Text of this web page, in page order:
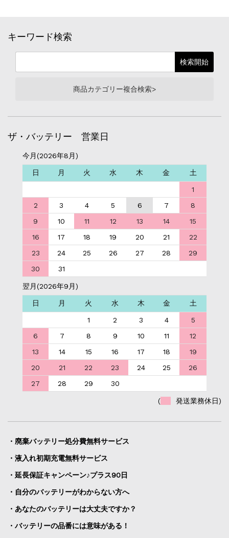
キーワード検索
商品カテゴリー複合検索>
ザ・バッテリー 営業日
今月(2026年8月)
日 月 火 水 木 金 土
1
2
3 4 5 6 7
8
9
10 11 12 13 14
15
16
17 18 19 20 21
22
23
24 25 26 27 28
29
30
31
翌月(2026年9月)
日 月 火 水 木 金 土
1 2 3 4
5
6
7 8 9 10 11
12
13
14 15 16 17 18
19
20
21 22 23 24 25
26
27
28 29 30
( 発送業務休日)
・廃棄バッテリー処分費無料サービス
・液入れ初期充電無料サービス
・延長保証キャンペーン♪プラス90日
・自分のバッテリーがわからない方へ
・あなたのバッテリーは大丈夫ですか？
・バッテリーの品番には意味がある！